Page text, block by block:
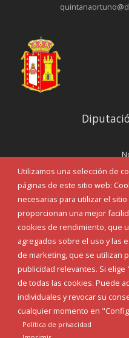
Utilizamos una selección de
páginas de este sitio web:
necesarias para utilizar el
proporcionan una mejor
cookies de rendimiento, que
agregados sobre el uso y las
de marketing, que se utilizan
publicidad relevantes. Si elige
de todas las cookies. Puede
individuales y revocar su
cualquier momento en
Política de privacidad